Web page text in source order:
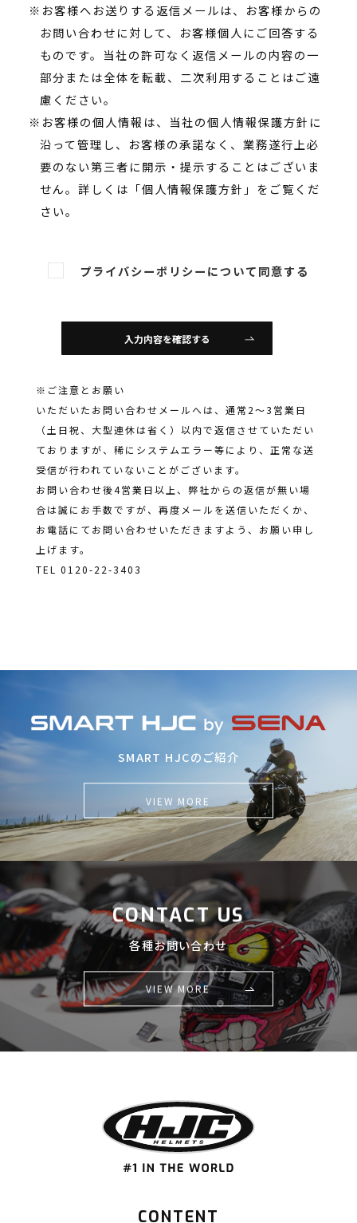
※お客様へお送りする返信メールは、お客様からの
お問い合わせに対して、お客様個人にご回答する
ものです。当社の許可なく返信メールの内容の一
部分または全体を転載、二次利用することはご遠
慮ください。
※お客様の個人情報は、当社の個人情報保護方針に
沿って管理し、お客様の承諾なく、業務遂行上必
要のない第三者に開示・提示することはございま
せん。詳しくは「個人情報保護方針 」をご覧くだ
さい。
プライバシーポリシーについて同意する
入力内容を確認する
※ご注意とお願い
いただいたお問い合わせメールへは、通常2～3営業日
（土日祝、大型連休は省く）以内で返信させていただい
ておりますが、稀にシステムエラー等により、正常な送
受信が行われていないことがございます。
お問い合わせ後4営業日以上、弊社からの返信が無い場
合は誠にお手数ですが、再度メールを送信いただくか、
お電話にてお問い合わせいただきますよう、お願い申し
上げます。
TEL 0120-22-3403
SMART HJCのご紹介
VIEW MORE
CONTACT US
各種お問い合わせ
VIEW MORE
CONTENT